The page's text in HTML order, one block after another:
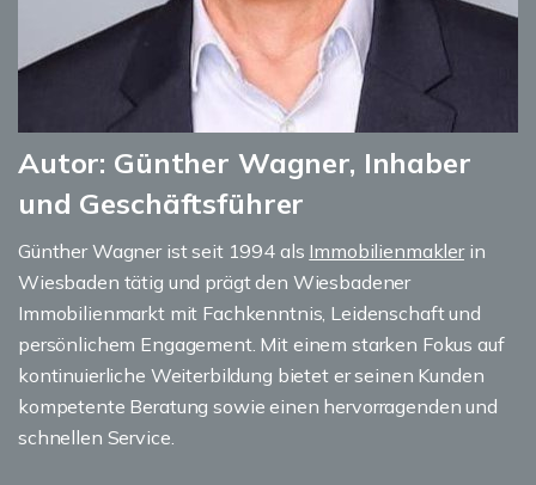
Autor: Günther Wagner, Inhaber
und Geschäftsführer
Günther Wagner ist seit 1994 als Immobilienmaklerin
Wiesbaden tätig und prägt den Wiesbadener
Immobilienmarkt mit Fachkenntnis, Leidenschaft und
persönlichem Engagement. Mit einem starken Fokus auf
kontinuierliche Weiterbildung bietet er seinen Kunden
kompetente Beratung sowie einen hervorragenden und
schnellen Service.